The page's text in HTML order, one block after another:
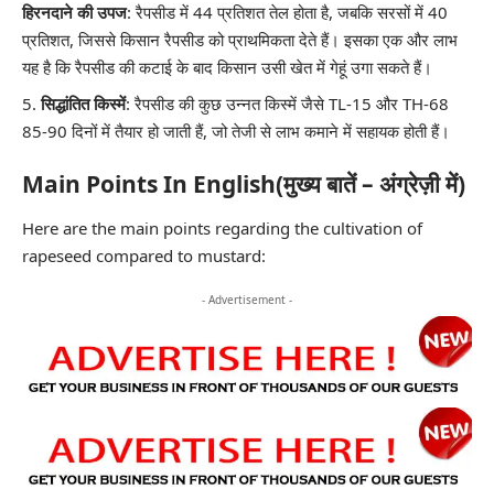
हिरनदाने की उपज: रैपसीड में 44 प्रतिशत तेल होता है, जबकि सरसों में 40
प्रतिशत, जिससे किसान रैपसीड को प्राथमिकता देते हैं। इसका एक और लाभ
यह है कि रैपसीड की कटाई के बाद किसान उसी खेत में गेहूं उगा सकते हैं।
सिद्धांतित किस्में: रैपसीड की कुछ उन्नत किस्में जैसे TL-15 और TH-68
85-90 दिनों में तैयार हो जाती हैं, जो तेजी से लाभ कमाने में सहायक होती हैं।
Main Points In English(मुख्य बातें – अंग्रेज़ी में)
Here are the main points regarding the cultivation of
rapeseed compared to mustard:
- Advertisement -